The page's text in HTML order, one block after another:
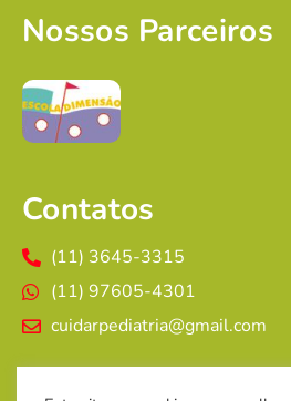
Nossos Parceiros
Contatos
(11) 3645-3315
(11) 97605-4301
cuidarpediatria@gmail.com